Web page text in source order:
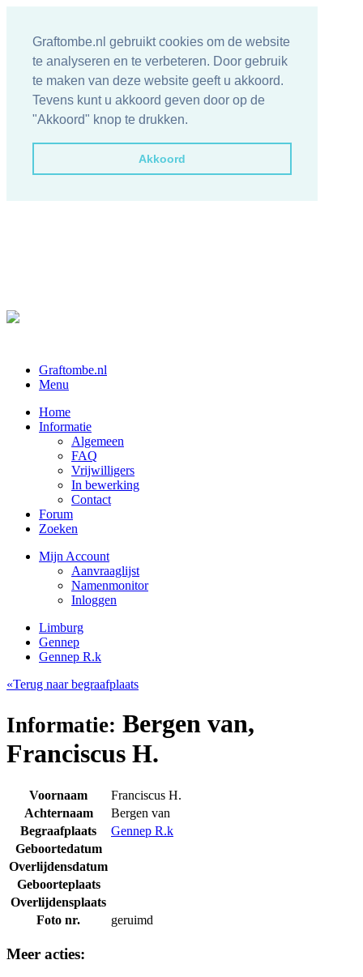
Graftombe.nl gebruikt cookies om de website
te analyseren en te verbeteren. Door gebruik
te maken van deze website geeft u akkoord.
Tevens kunt u akkoord geven door op de
"Akkoord" knop te drukken.
Akkoord
Graftombe.nl
Menu
Home
Informatie
Algemeen
FAQ
Vrijwilligers
In bewerking
Contact
Forum
Zoeken
Mijn Account
Aanvraaglijst
Namenmonitor
Inloggen
Limburg
Gennep
Gennep R.k
«Terug naar begraafplaats
Informatie: Bergen van,
Franciscus H.
Voornaam
Franciscus H.
Achternaam
Bergen van
Begraafplaats
Gennep R.k
Geboortedatum
Overlijdensdatum
Geboorteplaats
Overlijdensplaats
Foto nr.
geruimd
Meer acties: